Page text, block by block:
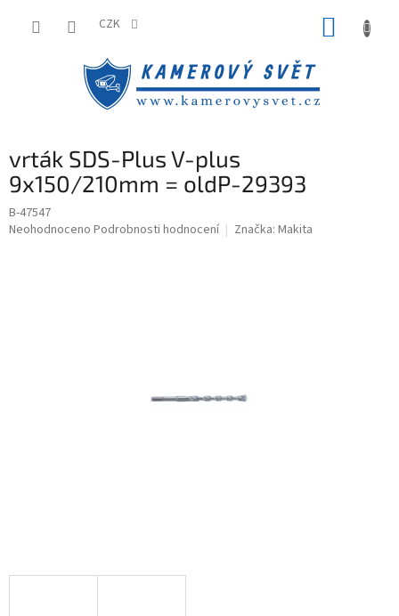
CZK
vrták SDS-Plus V-plus
9x150/210mm = oldP-29393
B-47547
Průměrné
Neohodnoceno Podrobnosti hodnocení Značka: Makita